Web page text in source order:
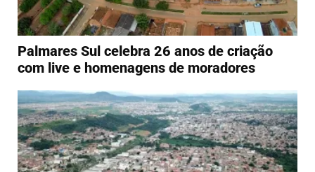
Palmares Sul celebra 26 anos de criação
com live e homenagens de moradores